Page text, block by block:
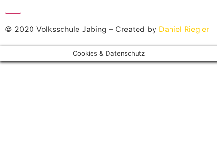
© 2020 Volksschule Jabing – Created by Daniel Riegler
Cookies & Datenschutz